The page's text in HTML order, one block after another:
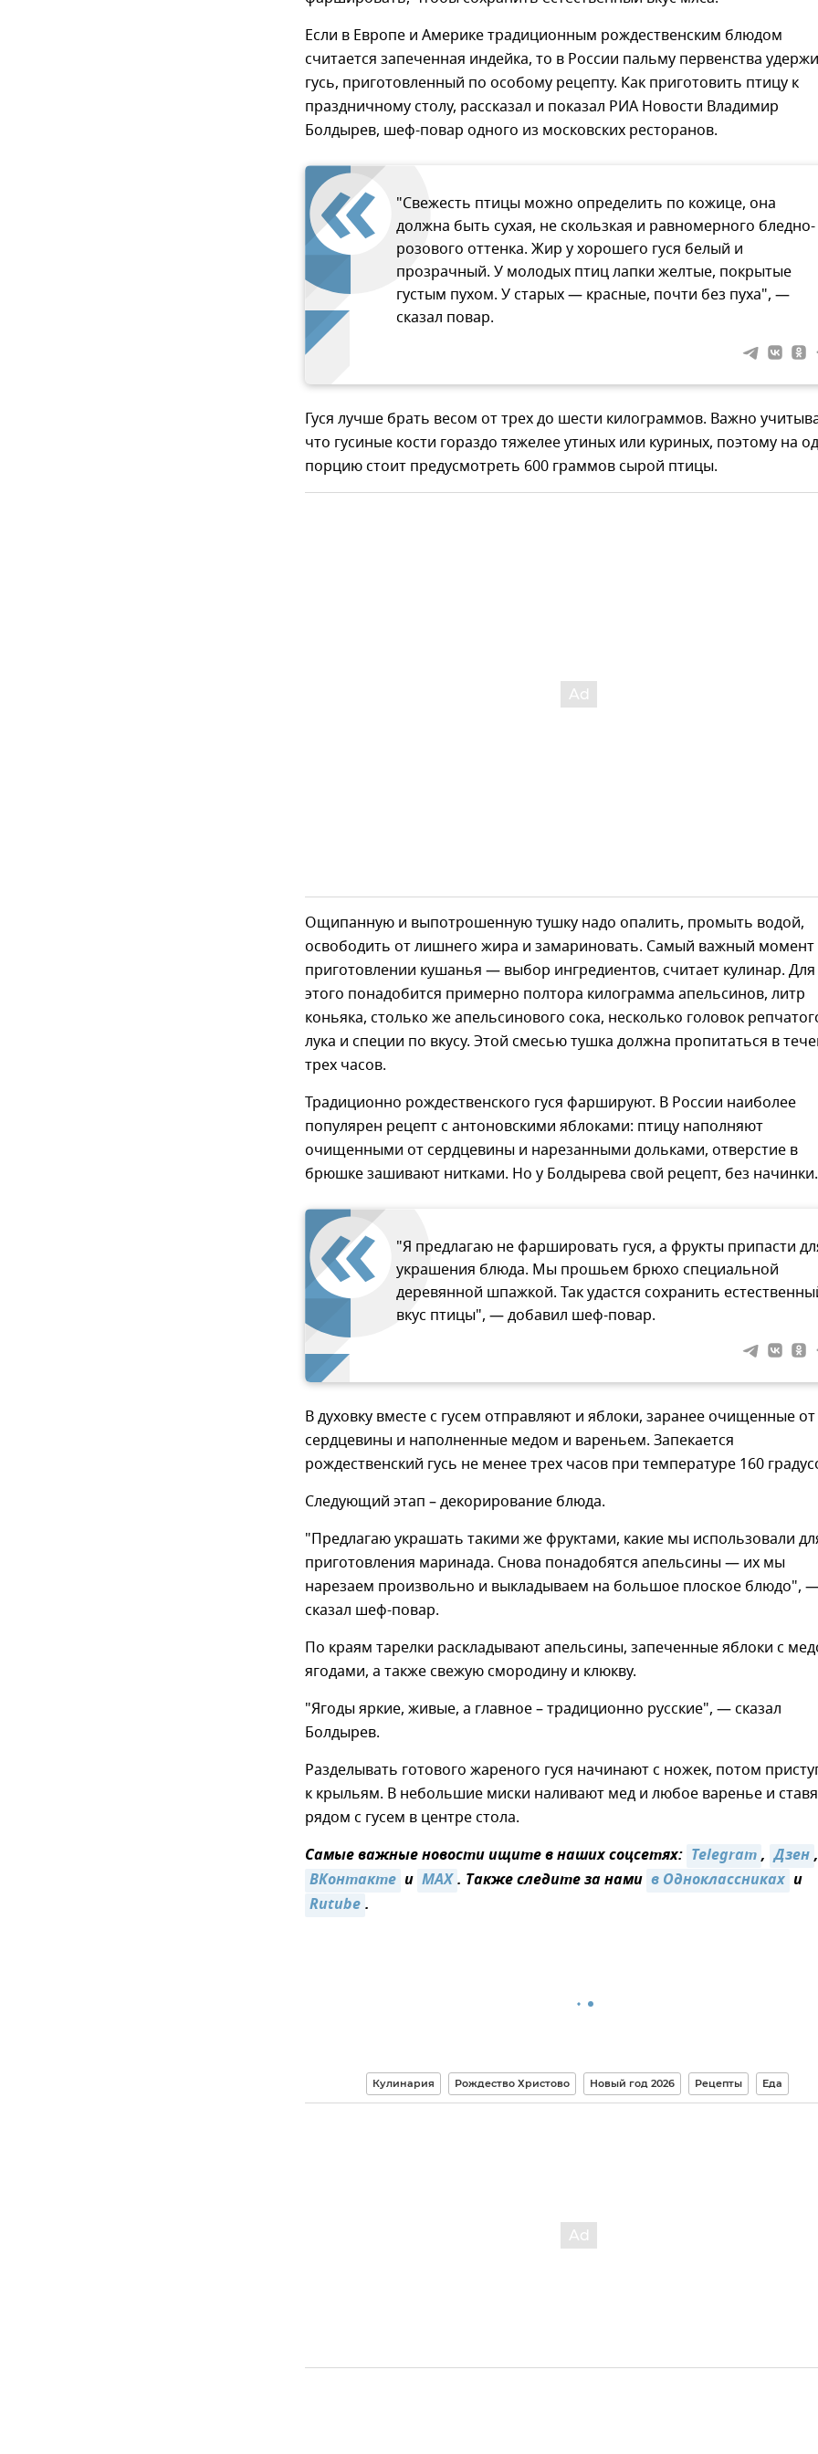
Если в Европе и Америке традиционным рождественским блюдом
считается запеченная индейка, то в России пальму первенства
гусь, приготовленный по особому рецепту. Как приготовить птицу к
праздничному столу, рассказал и показал РИА Новости Владимир
Болдырев, шеф-повар одного из московских ресторанов.
"Свежесть птицы можно определить по кожице, она
должна быть сухая, не скользкая и равномерного бледно-
розового оттенка. Жир у хорошего гуся белый и
прозрачный. У молодых птиц лапки желтые, покрытые
густым пухом. У старых — красные, почти без пуха", —
сказал повар.
Гуся лучше брать весом от трех до шести килограммов. Важно
что гусиные кости гораздо тяжелее утиных или куриных, поэтому на
порцию стоит предусмотреть 600 граммов сырой птицы.
Ощипанную и выпотрошенную тушку надо опалить, промыть водой,
освободить от лишнего жира и замариновать. Самый важный момент
приготовлении кушанья — выбор ингредиентов, считает кулинар. Для
этого понадобится примерно полтора килограмма апельсинов, литр
коньяка, столько же апельсинового сока, несколько головок
лука и специи по вкусу. Этой смесью тушка должна пропитаться в
трех часов.
Традиционно рождественского гуся фаршируют. В России наиболее
популярен рецепт с антоновскими яблоками: птицу наполняют
очищенными от сердцевины и нарезанными дольками, отверстие в
брюшке зашивают нитками. Но у Болдырева свой рецепт, без начинки.
"Я предлагаю не фаршировать гуся, а фрукты припасти
украшения блюда. Мы прошьем брюхо специальной
деревянной шпажкой. Так удастся сохранить
вкус птицы", — добавил шеф-повар.
В духовку вместе с гусем отправляют и яблоки, заранее очищенные от
сердцевины и наполненные медом и вареньем. Запекается
рождественский гусь не менее трех часов при температуре 160
Следующий этап – декорирование блюда.
"Предлагаю украшать такими же фруктами, какие мы использовали
приготовления маринада. Снова понадобятся апельсины — их мы
нарезаем произвольно и выкладываем на большое плоское блюдо",
сказал шеф-повар.
По краям тарелки раскладывают апельсины, запеченные яблоки с
ягодами, а также свежую смородину и клюкву.
"Ягоды яркие, живые, а главное – традиционно русские", — сказал
Болдырев.
Разделывать готового жареного гуся начинают с ножек, потом
к крыльям. В небольшие миски наливают мед и любое варенье и
рядом с гусем в центре стола.
Самые важные новости ищите в наших соцсетях: Telegram, Дзен,
ВКонтакте и MAX. Также следите за нами в Одноклассниках и
Rutube.
Кулинария Рождество Христово Новый год 2026 Рецепты Еда